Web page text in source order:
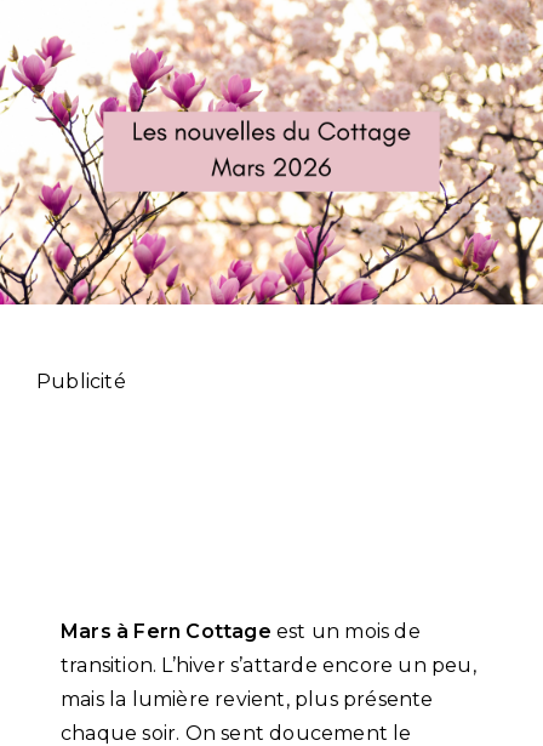
Publicité
Mars à Fern Cottage est un mois de
transition. L’hiver s’attarde encore un peu,
mais la lumière revient, plus présente
chaque soir. On sent doucement le